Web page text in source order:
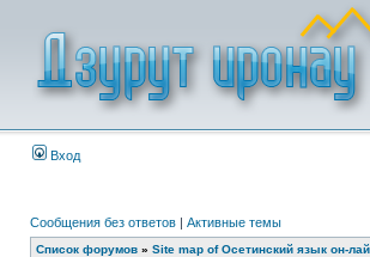
Вход
Сообщения без ответов | Активные темы
Список форумов » Site map of Осетинский язык он-